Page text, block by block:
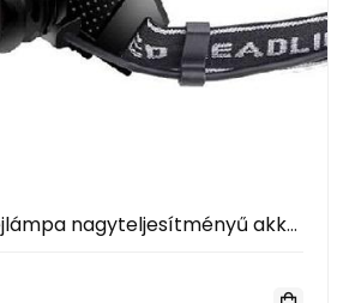
P50 LED zoom fejlámpa nagyteljesítményű akkumulátorral